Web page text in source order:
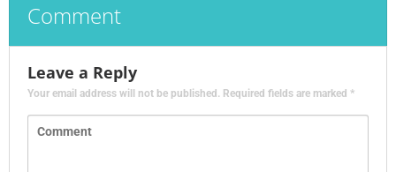
Comment
Leave a Reply
Your email address will not be published. Required fields are marked *